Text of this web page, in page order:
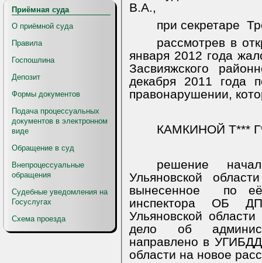
Приёмная суда
О приёмной суда
Правила
Госпошлина
Депозит
Формы документов
Подача процессуальных
документов в электронном
виде
Обращение в суд
Внепроцессуальные
обращения
Судебные уведомления на
Госуслугах
Схема проезда
В.А.,
при секретаре
рассмотрев в
января 2012 года
Засвияжского
декабря 2011 года
правонарушении,
КАМКИНОЙ Т***
решение
Ульяновской
вынесенное
по
инспектора ОБ
Ульяновской
дело об
направлено в
области на новое